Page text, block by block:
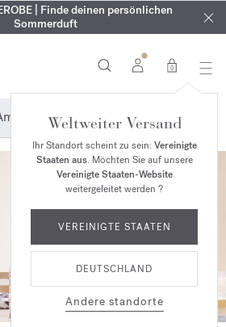
OUD velvet moodin Ihrer Bestellung*
| Auf alle Düfte und Körperöle bis zum
9. August
| Finde deinen persönlichen
Sommerduft
0
Weltweiter Versand
Ihr Standort scheint zu sein: Vereinigte
Staaten aus. Möchten Sie auf unsere
Vereinigte Staaten-Website
weitergeleitet werden ?
VEREINIGTE STAATEN
DEUTSCHLAND
Andere standorte